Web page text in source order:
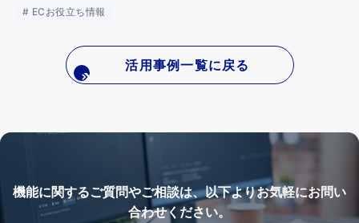
ECお役立ち情報
活用事例一覧に戻る
機能に関するご質問やご相談は、以下よりお気軽にお問い
合わせください。